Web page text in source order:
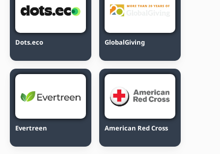
Dots.eco GlobalGiving
Evertreen American Red Cross